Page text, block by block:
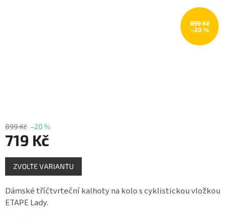
899 Kč
–20 %
899 Kč –20 %
719 Kč
Měrná
cena:
ZVOLTE VARIANTU
Dámské tříčtvrteční kalhoty na kolo s cyklistickou vložkou
ETAPE Lady.